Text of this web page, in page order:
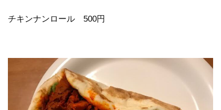
チキンナンロール 500円